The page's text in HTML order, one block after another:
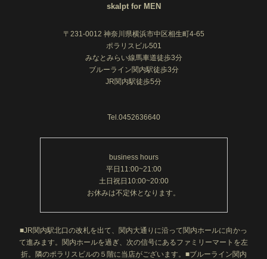
skalpt for MEN
〒231-0012 神奈川県横浜市中区相生町4-65
ポラリスビル501
みなとみらい線馬車道徒歩3分
ブルーライン関内駅徒歩3分
JR関内駅徒歩5分
Tel.0452636640
business hours
平日11:00~21:00
土日祝日10:00~20:00
お休みは不定休となります。
■JR関内駅北口の改札を出て、関内大通りに沿って関内ホールに向かっ
て進みます。関内ホールを過ぎ、次の信号にあるファミリーマートを左
折。隣のポラリスビルの５階に当店がございます。■ブルーライン関内